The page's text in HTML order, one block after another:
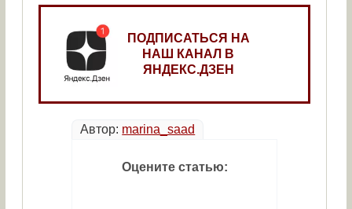
ПОДПИСАТЬСЯ НА
НАШ КАНАЛ В
ЯНДЕКС.ДЗЕН
Автор: marina_saad
Оцените статью: